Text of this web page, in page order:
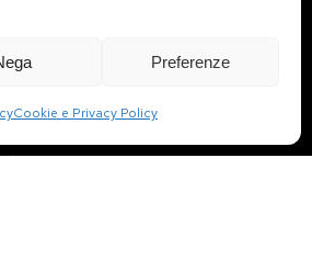
Preferenze
Cookie e Privacy Policy
UTILI
recesso